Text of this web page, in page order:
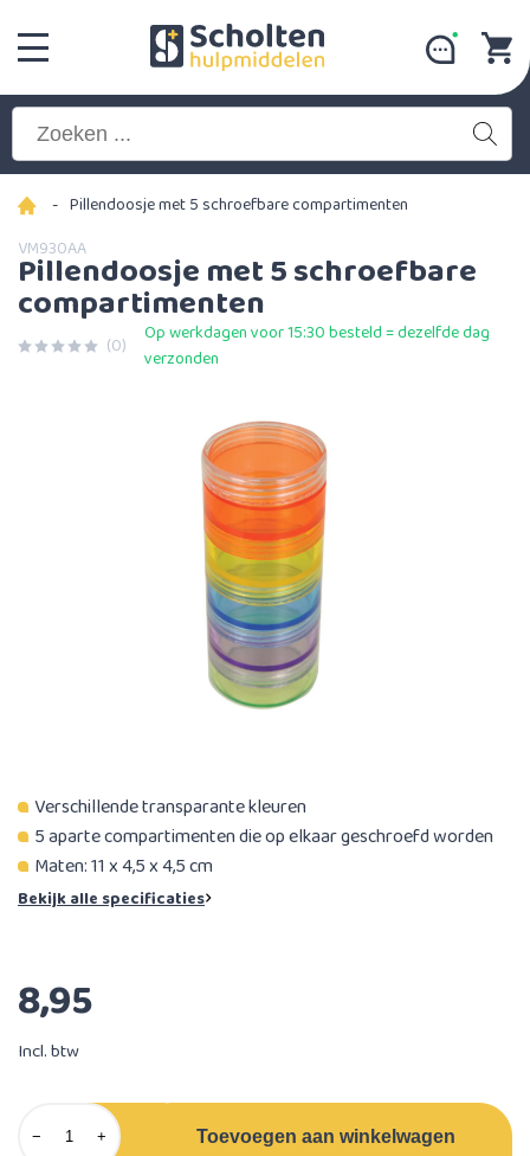
- Pillendoosje met 5 schroefbare compartimenten
VM930AA
Pillendoosje met 5 schroefbare
compartimenten
(0)
Op werkdagen voor 15:30 besteld = dezelfde dag
verzonden
Verschillende transparante kleuren
5 aparte compartimenten die op elkaar geschroefd worden
Maten: 11 x 4,5 x 4,5 cm
Bekijk alle specificaties
8,95
Incl. btw
− + Toevoegen aan winkelwagen